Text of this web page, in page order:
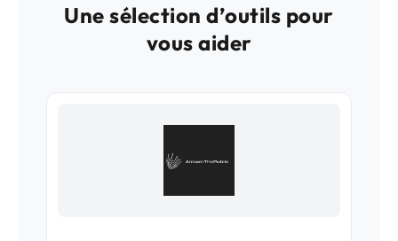
Une sélection d’outils pour
vous aider